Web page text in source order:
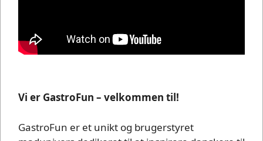
Vi er GastroFun – velkommen til!
GastroFun er et unikt og brugerstyret